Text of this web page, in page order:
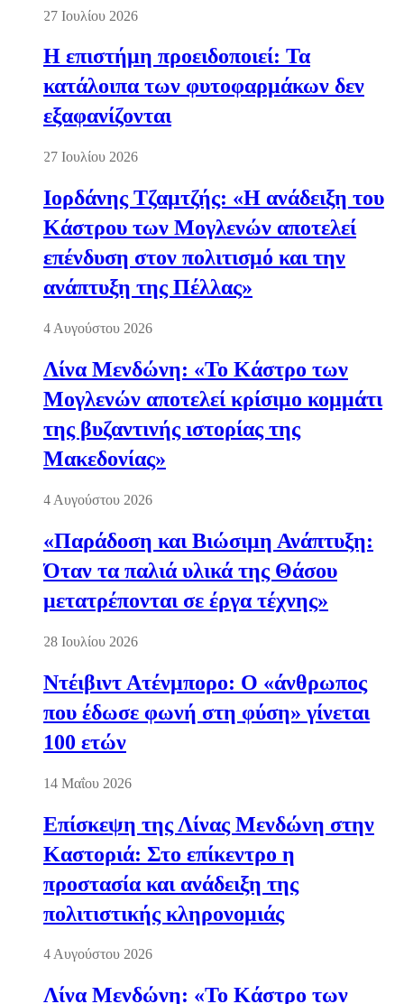
27 Ιουλίου 2026
Η επιστήμη προειδοποιεί: Τα
κατάλοιπα των φυτοφαρμάκων δεν
εξαφανίζονται
27 Ιουλίου 2026
Ιορδάνης Τζαμτζής: «Η ανάδειξη του
Κάστρου των Μογλενών αποτελεί
επένδυση στον πολιτισμό και την
ανάπτυξη της Πέλλας»
4 Αυγούστου 2026
Λίνα Μενδώνη: «Το Κάστρο των
Μογλενών αποτελεί κρίσιμο κομμάτι
της βυζαντινής ιστορίας της
Μακεδονίας»
4 Αυγούστου 2026
«Παράδοση και Βιώσιμη Ανάπτυξη:
Όταν τα παλιά υλικά της Θάσου
μετατρέπονται σε έργα τέχνης»
28 Ιουλίου 2026
Ντέιβιντ Ατένμπορο: Ο «άνθρωπος
που έδωσε φωνή στη φύση» γίνεται
100 ετών
14 Μαΐου 2026
Επίσκεψη της Λίνας Μενδώνη στην
Καστοριά: Στο επίκεντρο η
προστασία και ανάδειξη της
πολιτιστικής κληρονομιάς
4 Αυγούστου 2026
Λίνα Μενδώνη: «Το Κάστρο των